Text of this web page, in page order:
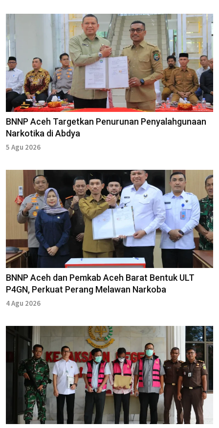
BNNP Aceh Targetkan Penurunan Penyalahgunaan
Narkotika di Abdya
5 Agu 2026
BNNP Aceh dan Pemkab Aceh Barat Bentuk ULT
P4GN, Perkuat Perang Melawan Narkoba
4 Agu 2026